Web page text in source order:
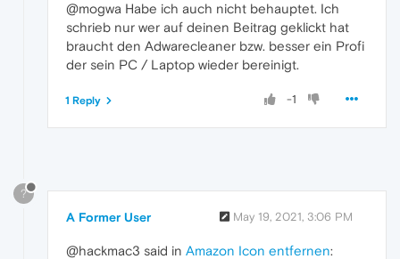
@mogwa Habe ich auch nicht behauptet. Ich
schrieb nur wer auf deinen Beitrag geklickt hat
braucht den Adwarecleaner bzw. besser ein Profi
der sein PC / Laptop wieder bereinigt.
-1
1 Reply
?
A Former User May 19, 2021, 3:06 PM
@hackmac3 said in Amazon Icon entfernen: